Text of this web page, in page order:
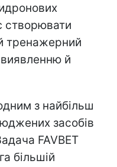
створювати
тренажерний
й
з найбільш
засобів
FAVBET
більшій